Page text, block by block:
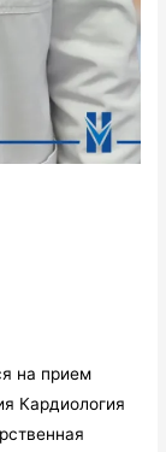
на прием
Кардиология